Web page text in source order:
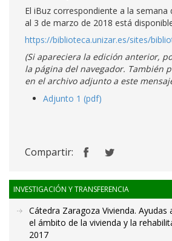
El iBuz correspondiente a la semana
al 3 de marzo de 2018 está
https://biblioteca.unizar.es/sites/
(Si apareciera la edición anterior,
la página del navegador. También
en el archivo adjunto a este
Adjunto 1 (pdf)
Compartir:
INVESTIGACIÓN Y TRANSFERENCIA
Cátedra Zaragoza Vivienda. Ayudas
el ámbito de la vivienda y la
2017